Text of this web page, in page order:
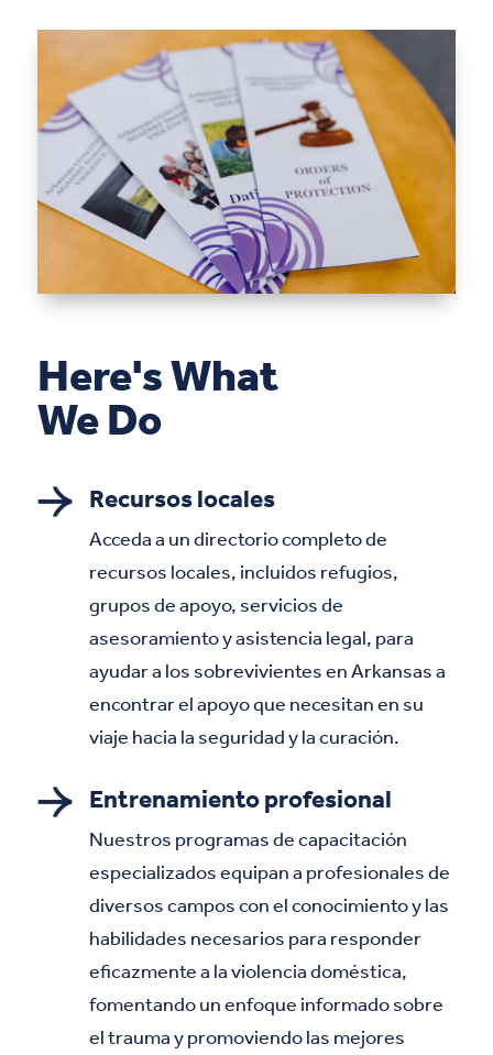
Here's What
We Do
Recursos locales
Acceda a un directorio completo de
recursos locales, incluidos refugios,
grupos de apoyo, servicios de
asesoramiento y asistencia legal, para
ayudar a los sobrevivientes en Arkansas a
encontrar el apoyo que necesitan en su
viaje hacia la seguridad y la curación.
Entrenamiento profesional
Nuestros programas de capacitación
especializados equipan a profesionales de
diversos campos con el conocimiento y las
habilidades necesarios para responder
eficazmente a la violencia doméstica,
fomentando un enfoque informado sobre
el trauma y promoviendo las mejores